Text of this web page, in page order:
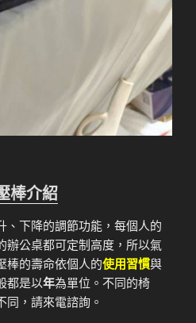
棒介紹
下降的調節功能，每個人的
辦公桌都可定制高度，所以氣
棒的壽命依個人的使用習慣與
都是以年為單位。不同的椅
，請來電諮詢。